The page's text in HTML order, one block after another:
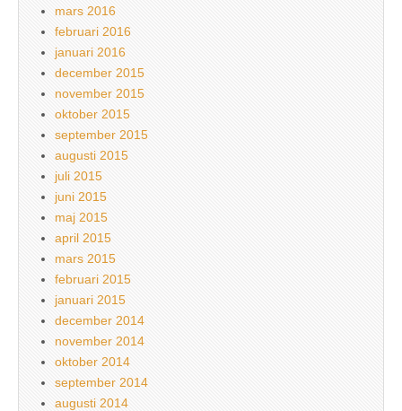
mars 2016
februari 2016
januari 2016
december 2015
november 2015
oktober 2015
september 2015
augusti 2015
juli 2015
juni 2015
maj 2015
april 2015
mars 2015
februari 2015
januari 2015
december 2014
november 2014
oktober 2014
september 2014
augusti 2014